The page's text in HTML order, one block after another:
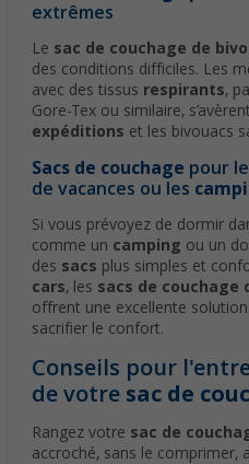
extrêmes
Le sac de couchage de
des conditions difficiles. Les
avec des tissus respirants,
Gore-Tex ou similaire,
expéditions et les bivouacs
Sacs de couchage pour le
de vacances ou les
Si vous prévoyez de dormir
comme un camping ou un
des sacs plus simples et
cars, les sacs de couchage
offrent une excellente
sacrifier le confort.
Conseils pour
de votre sac de
Rangez votre sac de
accroché, sans le comprimer,